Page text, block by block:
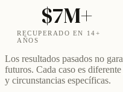
$7M+
RECUPERADO EN 14+
AÑOS
Los resultados pasados no
futuros. Cada caso es
y circunstancias específicas.